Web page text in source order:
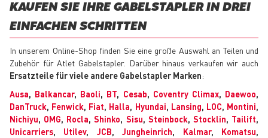
KAUFEN SIE IHRE GABELSTAPLER IN DREI
EINFACHEN SCHRITTEN
In unserem Online-Shop finden Sie eine große Auswahl an Teilen und
Zubehör für Atlet Gabelstapler. Darüber hinaus verkaufen wir auch
Ersatzteile für viele andere Gabelstapler Marken:
Ausa, Balkancar, Baoli, BT, Cesab, Coventry Climax, Daewoo,
DanTruck, Fenwick, Fiat, Halla, Hyundai, Lansing, LOC, Montini,
Nichiyu, OMG, Rocla,Shinko, Sisu, Steinbock, Stocklin, Tailift,
Unicarriers, Utilev, JCB,Jungheinrich, Kalmar, Komatsu,